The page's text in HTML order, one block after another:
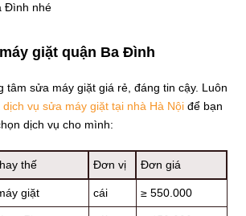
Đình nhé
giặt quận Ba Đình
tâm sửa máy giặt giá rẻ, đáng tin cậy. Luôn
dịch vụ sửa máy giặt tại nhà Hà Nội để bạn
dịch vụ cho mình:
thế Đơn vị Đơn giá
giặt cái ≥ 550.000